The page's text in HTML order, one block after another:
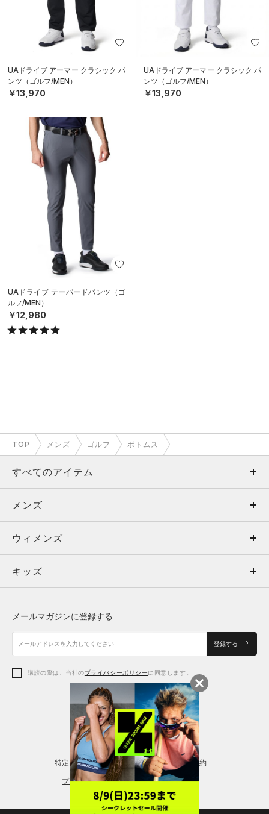
UAドライブ アーマー クラシック パ
ンツ（ゴルフ/MEN）
￥13,970
UAドライブ アーマー クラシック パ
ンツ（ゴルフ/MEN）
￥13,970
UAドライブ テーパードパンツ（ゴ
ルフ/MEN）
￥12,980
TOP メンズ ゴルフ ボトムス
すべてのアイテム
メンズ
ウィメンズ
キッズ
アクセサリー
メンズ
トップス
ボトムス
アクセサリー
ウィメンズ
トップス
シューズ
アクセサリー
レギンス＆タイツ
キッズ
シューズ
メールマガジンに登録する
登録する
購読の際は、当社のプライバシーポリシーに同意します。
特定商取引法に基づく通販の表記 会員規約
プライバシーポリシー